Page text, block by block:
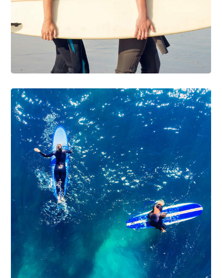
Be on the Wave
DIVING
Surf lessons
SNORKELING SURFING